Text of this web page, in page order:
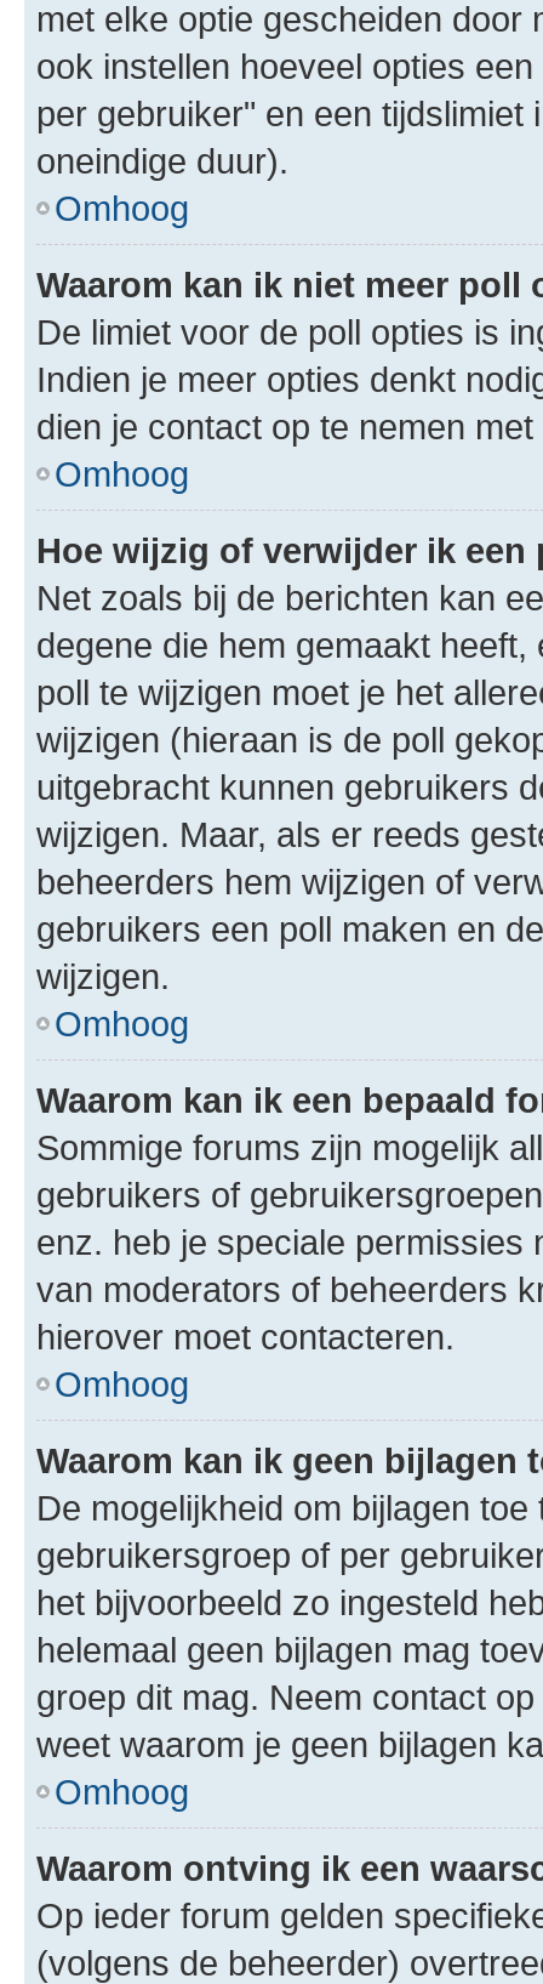
met elke optie gescheiden door
ook instellen hoeveel opties
per gebruiker" en een
oneindige duur).
Omhoog
Waarom kan ik niet meer poll
De limiet voor de poll opties is
Indien je meer opties denkt
dien je contact op te nemen
Omhoog
Hoe wijzig of verwijder ik een
Net zoals bij de berichten kan
degene die hem gemaakt
poll te wijzigen moet je het
wijzigen (hieraan is de poll
uitgebracht kunnen gebruikers
wijzigen. Maar, als er reeds
beheerders hem wijzigen of
gebruikers een poll maken en
wijzigen.
Omhoog
Waarom kan ik een bepaald
Sommige forums zijn mogelijk
gebruikers of
enz. heb je speciale permissies
van moderators of beheerders
hierover moet contacteren.
Omhoog
Waarom kan ik geen bijlagen
De mogelijkheid om bijlagen
gebruikersgroep of per
het bijvoorbeeld zo ingesteld
helemaal geen bijlagen mag
groep dit mag. Neem contact
weet waarom je geen bijlagen
Omhoog
Waarom ontving ik een
Op ieder forum gelden
(volgens de beheerder)